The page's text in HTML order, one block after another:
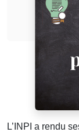
L’INPI a rendu